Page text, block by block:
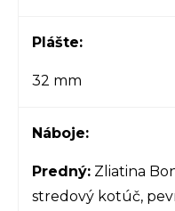
Plášte:
32 mm
Náboje:
Predný: Zliatina
stredový kotúč,